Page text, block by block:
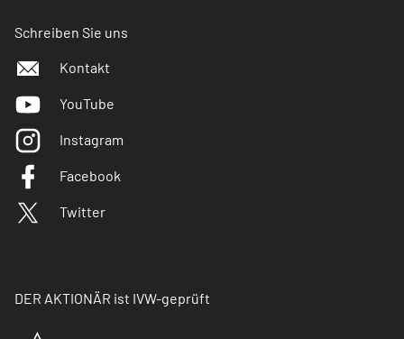
Schreiben Sie uns
Kontakt
YouTube
Instagram
Facebook
Twitter
DER AKTIONÄR ist IVW-geprüft